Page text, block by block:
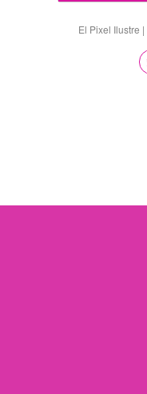
El Pixel Ilustre